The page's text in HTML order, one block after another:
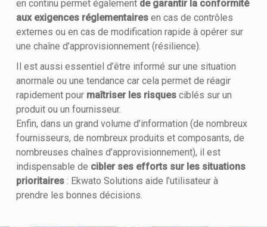
en continu permet également de garantir la conformité
aux exigences réglementairesen cas de contrôles
externes ou en cas de modification rapide à opérer sur
une chaîne d’approvisionnement (résilience).
Il est aussi essentiel d’être informé sur une situation
anormale ou une tendance car cela permet de réagir
rapidement pour maîtriser les risquesciblés sur un
produit ou un fournisseur.
Enfin, dans un grand volume d’information (de nombreux
fournisseurs, de nombreux produits et composants, de
nombreuses chaînes d’approvisionnement), il est
indispensable de cibler ses efforts sur les situations
prioritaires: Ekwato Solutions aide l’utilisateur à
prendre les bonnes décisions.
Accueil
Solutions
Ekwato COLLECT
Quiz